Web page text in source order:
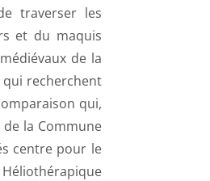
traverser les
et du maquis
de la
qui recherchent
qui,
la Commune
centre pour le